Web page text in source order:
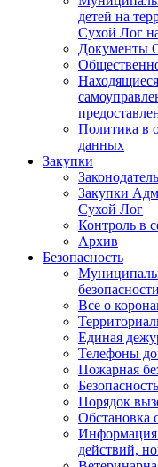
детей на
Сухой Лог
Документы
Политика в
данных
Закупки
Закупки
Сухой Лог
Контроль в
Архив
Безопасность
безопасности
Все о
Единая
Телефоны
Пожарная
Порядок
Обстановка
Информация
действий,